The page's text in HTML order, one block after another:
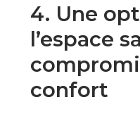
4. Une
l’espace
confort